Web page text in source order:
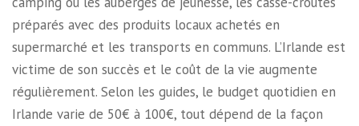
préparés avec des produits locaux achetés en
supermarché et les transports en communs. L’Irlande est
victime de son succès et le coût de la vie augmente
régulièrement. Selon les guides, le budget quotidien en
Irlande varie de 50€ à 100€, tout dépend de la façon